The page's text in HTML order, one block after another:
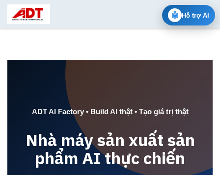
🤖 Hỗ trợ AI
Skip to Content
ADT AI Factory • Build AI thật • Tạo giá trị thật
Nhà máy sản xuất sản
phẩm AI thực chiến